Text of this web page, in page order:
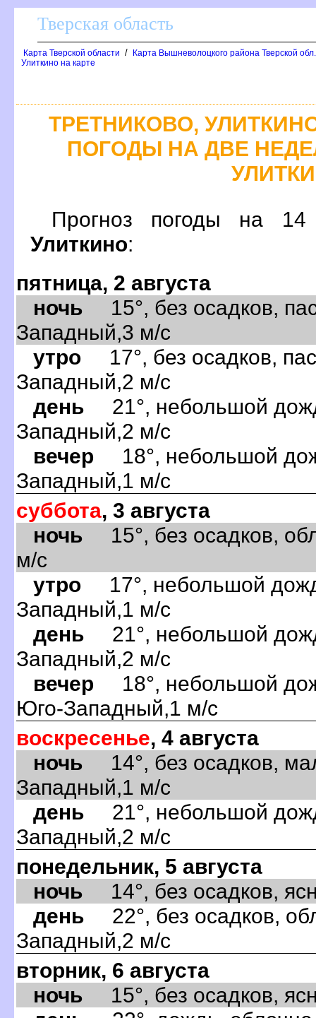
Тверская область
Карта Тверской области /
Карта Вышневолоцкого района Тверской
Улиткино на карте
ТРЕТНИКОВО,
ПОГОДЫ НА ДВЕ
Прогноз погоды на
Улиткино:
пятница, 2 августа
ночь 15°, без осадков,
Западный,3 м/с
утро 17°, без осадков,
Западный,2 м/с
день 21°, небольшой
Западный,2 м/с
вечер 18°, небольшой
Западный,1 м/с
суббота, 3 августа
ночь 15°, без осадков,
м/с
утро 17°, небольшой
Западный,1 м/с
день 21°, небольшой
Западный,2 м/с
вечер 18°, небольшой
Юго-Западный,1 м/с
воскресенье, 4 августа
ночь 14°, без осадков,
Западный,1 м/с
день 21°, небольшой
Западный,2 м/с
понедельник, 5 августа
ночь 14°, без осадков,
день 22°, без осадков,
Западный,2 м/с
вторник, 6 августа
ночь 15°, без осадков,